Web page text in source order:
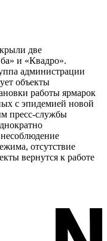
две
и «Квадро».
администрации
объекты
работы ярмарок
с эпидемией новой
пресс-службы
отсутствие
вернутся к работе